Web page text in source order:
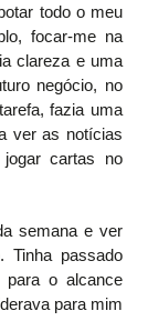
todo o meu
focar-me na
clareza e uma
negócio, no
fazia uma
ver as notícias
cartas no
semana e ver
Tinha passado
o alcance
para mim